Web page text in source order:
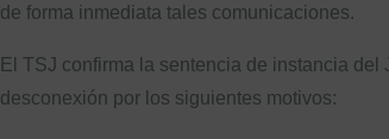
de forma inmediata tales comunicaciones.
El TSJ confirma la sentencia de instancia
desconexión por los siguientes motivos: